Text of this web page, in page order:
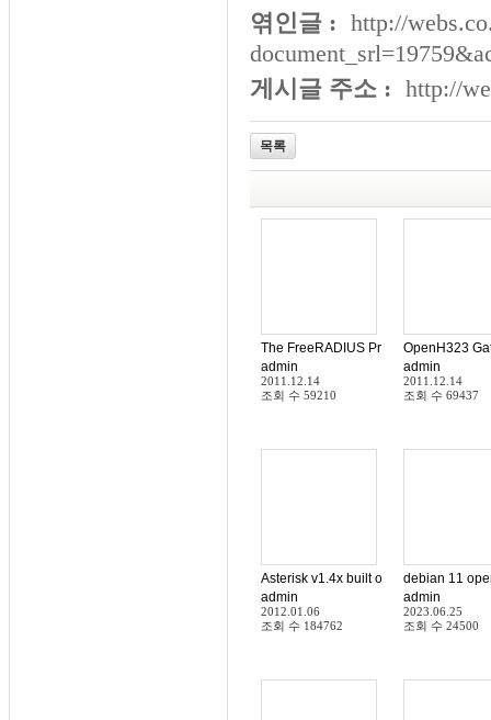
엮인글 : http://
게시글 주소 : http://
목록
The FreeRADIUS Project
admin
2011.12.14
조회 수 59210
OpenH323
admin
2011.12.14
조회 수 69437
Asterisk v1.4x built on FreeBSD v7.1
admin
2012.01.06
조회 수 184762
admin
2023.06.25
조회 수 24500